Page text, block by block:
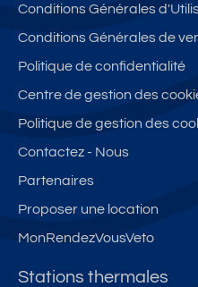
Conditions Générales
Conditions Générales de
Politique de confidentialité
Centre de gestion des
Politique de gestion des
Contactez - Nous
Partenaires
Proposer une location
MonRendezVousVeto
Stations thermales